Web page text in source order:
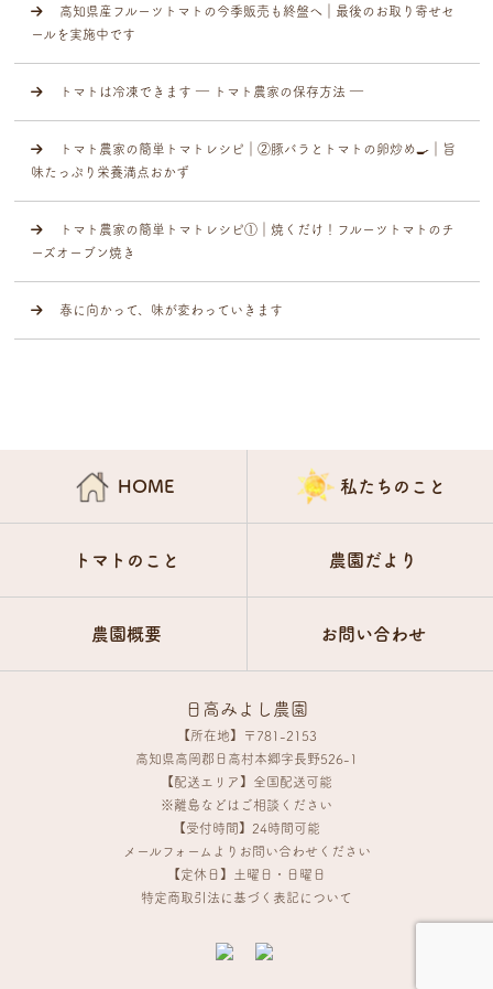
高知県産フルーツトマトの今季販売も終盤へ｜最後のお取り寄せセ
ールを実施中です
トマトは冷凍できます ― トマト農家の保存方法 ―
トマト農家の簡単トマトレシピ｜②豚バラとトマトの卵炒め🍳｜旨
味たっぷり栄養満点おかず
トマト農家の簡単トマトレシピ①｜焼くだけ！フルーツトマトのチ
ーズオーブン焼き
春に向かって、味が変わっていきます
HOME 私たちのこと
トマトのこと 農園だより
農園概要 お問い合わせ
日高みよし農園
【所在地】〒781-2153
高知県高岡郡日高村本郷字長野526-1
【配送エリア】全国配送可能
※離島などはご相談ください
【受付時間】24時間可能
メールフォームよりお問い合わせください
【定休日】土曜日・日曜日
特定商取引法に基づく表記について